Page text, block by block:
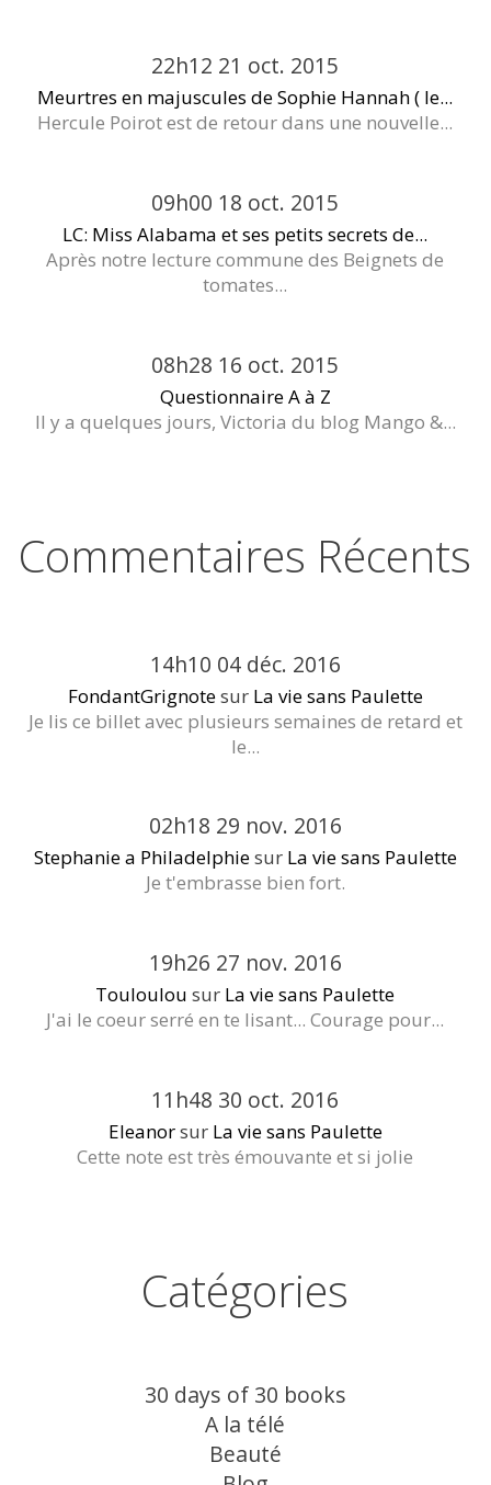
22h12 21 oct. 2015
Meurtres en majuscules de Sophie Hannah ( le...
Hercule Poirot est de retour dans une nouvelle...
09h00 18 oct. 2015
LC: Miss Alabama et ses petits secrets de...
Après notre lecture commune des Beignets de
tomates...
08h28 16 oct. 2015
Questionnaire A à Z
Il y a quelques jours, Victoria du blog Mango &...
Commentaires Récents
14h10 04 déc. 2016
FondantGrignotesur La vie sans Paulette
Je lis ce billet avec plusieurs semaines de retard et
le...
02h18 29 nov. 2016
Stephanie a Philadelphiesur La vie sans Paulette
Je t'embrasse bien fort.
19h26 27 nov. 2016
Touloulou sur La vie sans Paulette
J'ai le coeur serré en te lisant... Courage pour...
11h48 30 oct. 2016
Eleanorsur La vie sans Paulette
Cette note est très émouvante et si jolie
Catégories
30 days of 30 books
A la télé
Beauté